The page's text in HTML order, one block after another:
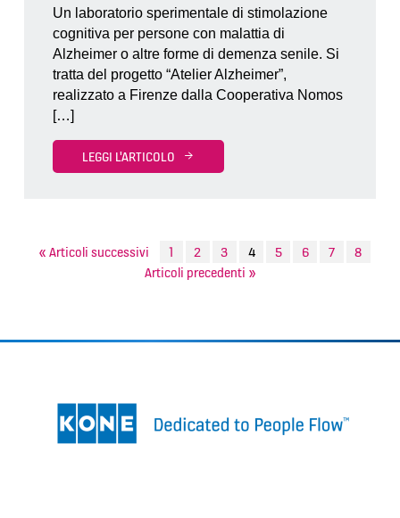
Un laboratorio sperimentale di stimolazione
cognitiva per persone con malattia di
Alzheimer o altre forme di demenza senile. Si
tratta del progetto “Atelier Alzheimer”,
realizzato a Firenze dalla Cooperativa Nomos
[…]
LEGGI L'ARTICOLO
Paginazione
« Articoli successivi 1 2 3 4 5 6 7
8
Articoli precedenti »